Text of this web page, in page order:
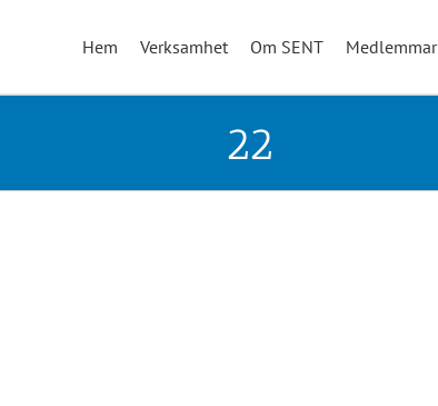
Hem Verksamhet Om SENT Medlemmar
22